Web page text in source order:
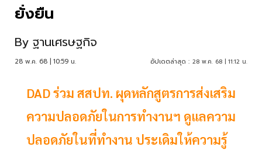
ยั่งยืน
By ฐานเศรษฐกิจ
28 พ.ค. 68 | 10:59 น. อัปเดตล่าสุด : 28 พ.ค. 68 | 11:12 น.
DAD ร่วม สสปท. ผุดหลักสูตรการส่งเสริม
ความปลอดภัยในการทำงานฯ ดูแลความ
ปลอดภัยในที่ทำงาน ประเดิมให้ความรู้